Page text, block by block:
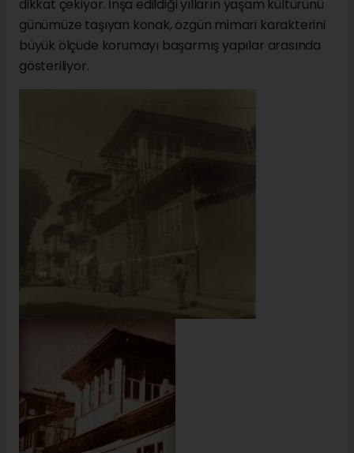
dikkat çekiyor. İnşa edildiği yılların yaşam kültürünü
günümüze taşıyan konak, özgün mimari karakterini
büyük ölçüde korumayı başarmış yapılar arasında
gösteriliyor.